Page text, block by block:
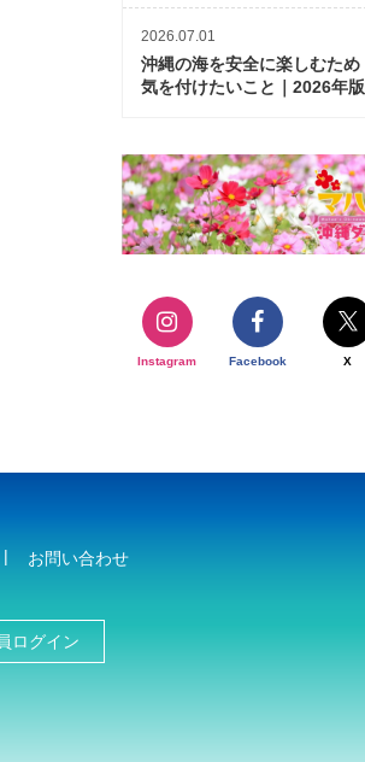
2026.07.01
沖縄の海を安全に楽しむため
気を付けたいこと｜2026年版
Instagram Facebook X
お問い合わせ
ログイン